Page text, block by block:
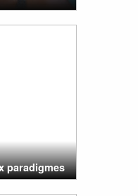
paradigmes